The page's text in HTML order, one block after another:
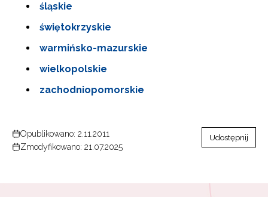
śląskie
świętokrzyskie
warmińsko-mazurskie
wielkopolskie
zachodniopomorskie
Opublikowano: 2.11.2011
Zmodyfikowano: 21.07.2025
Udostępnij